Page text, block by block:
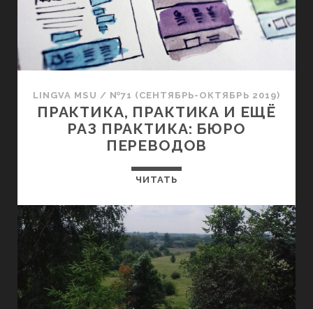
LINGVA MSU / №71 (СЕНТЯБРЬ-ОКТЯБРЬ 2019)
ПРАКТИКА, ПРАКТИКА И ЕЩЁ
РАЗ ПРАКТИКА: БЮРО
ПЕРЕВОДОВ
ЧИТАТЬ